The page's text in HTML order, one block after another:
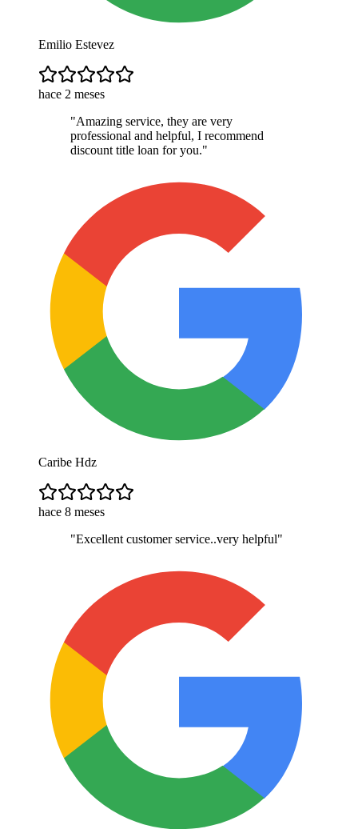
Emilio Estevez
hace 2 meses
"Amazing service, they are very
professional and helpful, I recommend
discount title loan for you."
Caribe Hdz
hace 8 meses
"Excellent customer service..very helpful"